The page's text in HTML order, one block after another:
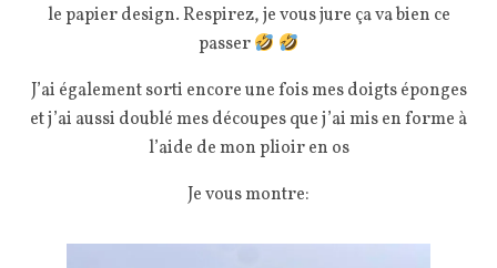
le papier design. Respirez, je vous jure ça va bien ce
passer
J’ai également sorti encore une fois mes doigts éponges
et j’ai aussi doublé mes découpes que j’ai mis en forme à
l’aide de mon plioir en os
Je vous montre: